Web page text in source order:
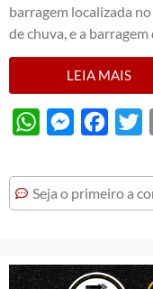
barragem localizada
de chuva, e a
LEIA MAIS
WhatsAppMessenger
Seja o primeiro a